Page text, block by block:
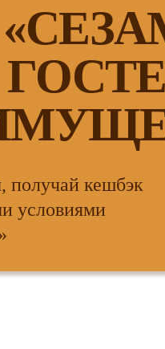
получай кешбэк
условиями